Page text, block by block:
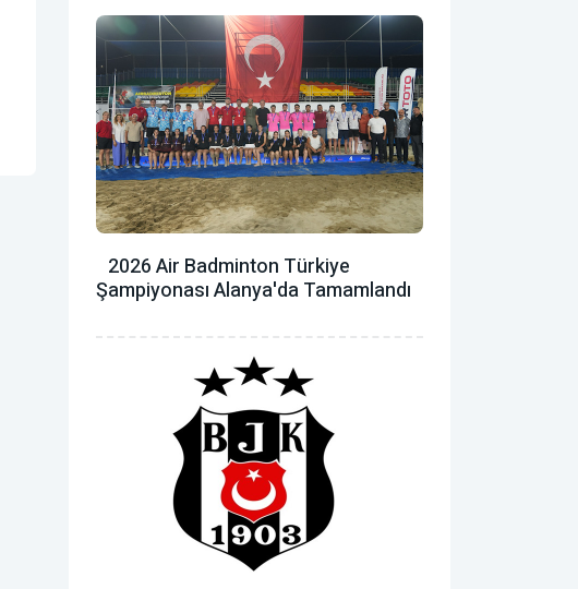
2026 Air Badminton Türkiye
Şampiyonası Alanya'da Tamamlandı